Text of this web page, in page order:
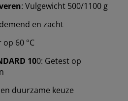
: Vulgewicht 500/1100 g
en zacht
op 60 °C
100: Getest op
duurzame keuze
jouw ervaring
ervaring te bieden
website. Cookies
jou om functionaliteit,
te waarborgen.